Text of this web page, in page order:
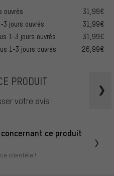
ouvrés
31,99€
3 jours ouvrés
31,99€
1-3 jours ouvrés
31,99€
1-3 jours ouvrés
26,99€
PRODUIT
votre avis !
ce produit
clientèle !